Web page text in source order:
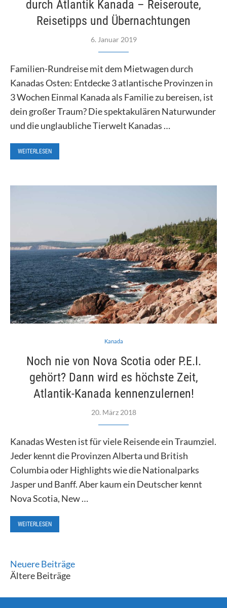
durch Atlantik Kanada – Reiseroute,
Reisetipps und Übernachtungen
6. Januar 2019
Familien-Rundreise mit dem Mietwagen durch
Kanadas Osten: Entdecke 3 atlantische Provinzen in
3 Wochen Einmal Kanada als Familie zu bereisen, ist
dein großer Traum? Die spektakulären Naturwunder
und die unglaubliche Tierwelt Kanadas …
WEITERLESEN
Kanada
Noch nie von Nova Scotia oder P.E.I.
gehört? Dann wird es höchste Zeit,
Atlantik-Kanada kennenzulernen!
20. März 2018
Kanadas Westen ist für viele Reisende ein Traumziel.
Jeder kennt die Provinzen Alberta und British
Columbia oder Highlights wie die Nationalparks
Jasper und Banff. Aber kaum ein Deutscher kennt
Nova Scotia, New …
WEITERLESEN
Neuere Beiträge
Ältere Beiträge